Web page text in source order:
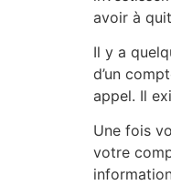
avoir à
Il y a
d’un
appel. Il
Une fois
votre